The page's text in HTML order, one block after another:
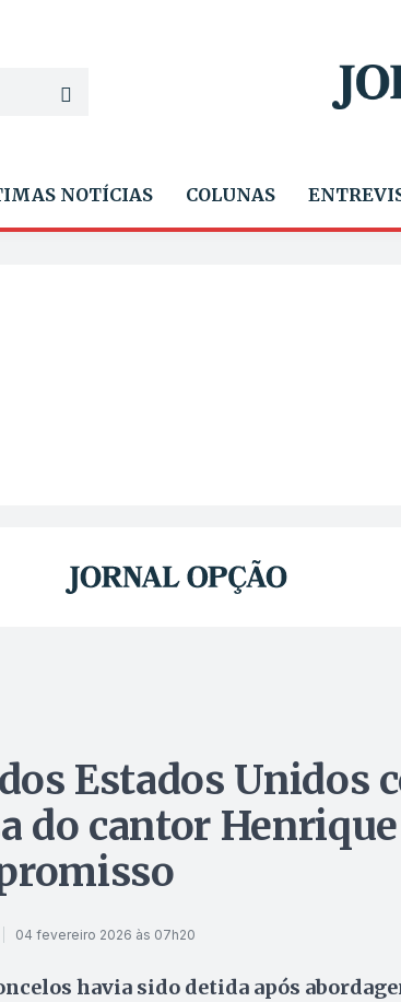
NOTÍCIAS COLUNAS
Estados Unidos
do cantor
04 fevereiro 2026 às 07h20
havia sido detida após